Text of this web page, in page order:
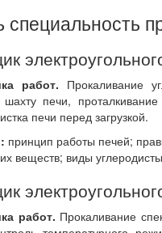
специальность
работ. Прокаливание
печи,
печи перед загрузкой.
принцип работы печей;
веществ; виды
работ. Прокаливание